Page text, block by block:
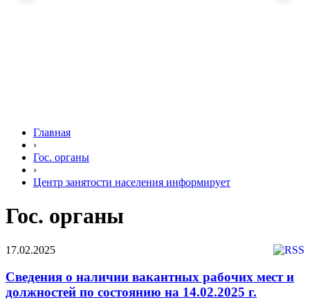
Главная
›
Гос. органы
›
Центр занятости населения информирует
Гос. органы
17.02.2025
Сведения о наличии вакантных рабочих мест и
должностей по состоянию на 14.02.2025 г.